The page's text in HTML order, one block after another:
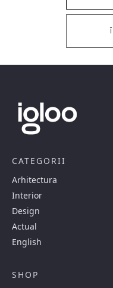
CATEGORII
Arhitectura
Interior
Design
Actual
English
SHOP